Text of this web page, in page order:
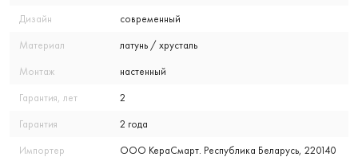
Дизайн современный
Материал латунь / хрусталь
Монтаж настенный
Гарантия, лет 2
Гарантия 2 года
Импортер
ООО КераСмарт. Республика Беларусь, 220140